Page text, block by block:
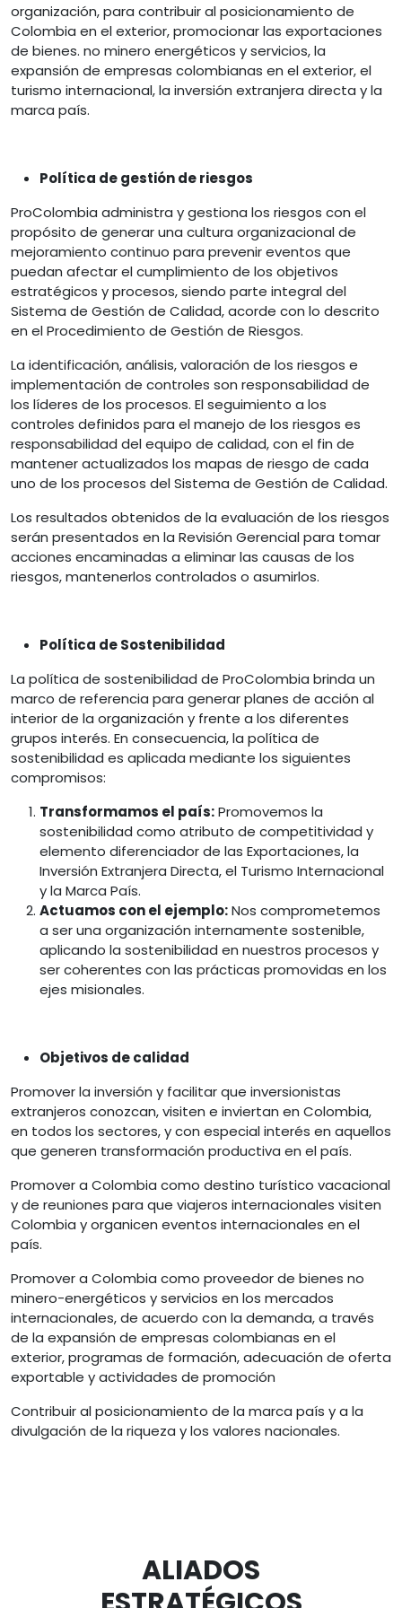
organización, para contribuir al posicionamiento de
Colombia en el exterior, promocionar las exportaciones
de bienes. no minero energéticos y servicios, la
expansión de empresas colombianas en el exterior, el
turismo internacional, la inversión extranjera directa y la
marca país.
Política de gestión de riesgos
ProColombia administra y gestiona los riesgos con el
propósito de generar una cultura organizacional de
mejoramiento continuo para prevenir eventos que
puedan afectar el cumplimiento de los objetivos
estratégicos y procesos, siendo parte integral del
Sistema de Gestión de Calidad, acorde con lo descrito
en el Procedimiento de Gestión de Riesgos.
La identificación, análisis, valoración de los riesgos e
implementación de controles son responsabilidad de
los líderes de los procesos. El seguimiento a los
controles definidos para el manejo de los riesgos es
responsabilidad del equipo de calidad, con el fin de
mantener actualizados los mapas de riesgo de cada
uno de los procesos del Sistema de Gestión de Calidad.
Los resultados obtenidos de la evaluación de los riesgos
serán presentados en la Revisión Gerencial para tomar
acciones encaminadas a eliminar las causas de los
riesgos, mantenerlos controlados o asumirlos.
Política de Sostenibilidad
La política de sostenibilidad de ProColombia brinda un
marco de referencia para generar planes de acción al
interior de la organización y frente a los diferentes
grupos interés. En consecuencia, la política de
sostenibilidad es aplicada mediante los siguientes
compromisos:
Transformamos el país:Promovemos la
sostenibilidad como atributo de competitividad y
elemento diferenciador de las Exportaciones, la
Inversión Extranjera Directa, el Turismo Internacional
y la Marca País.
Actuamos con el ejemplo:Nos comprometemos
a ser una organización internamente sostenible,
aplicando la sostenibilidad en nuestros procesos y
ser coherentes con las prácticas promovidas en los
ejes misionales.
Objetivos de calidad
Promover la inversión y facilitar que inversionistas
extranjeros conozcan, visiten e inviertan en Colombia,
en todos los sectores, y con especial interés en aquellos
que generen transformación productiva en el país.
Promover a Colombia como destino turístico vacacional
y de reuniones para que viajeros internacionales visiten
Colombia y organicen eventos internacionales en el
país.
Promover a Colombia como proveedor de bienes no
minero-energéticos y servicios en los mercados
internacionales, de acuerdo con la demanda, a través
de la expansión de empresas colombianas en el
exterior, programas de formación, adecuación de oferta
exportable y actividades de promoción
Contribuir al posicionamiento de la marca país y a la
divulgación de la riqueza y los valores nacionales.
ALIADOS